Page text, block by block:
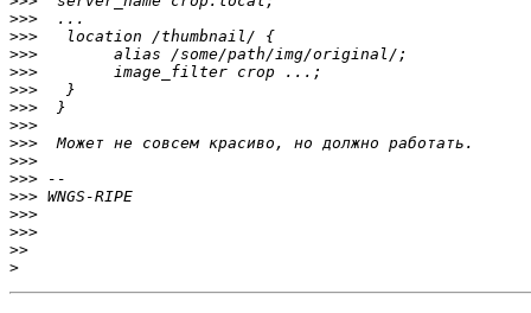
>>>
>>>
>>>
>>>
>>>
>>>
>>>
>>>
>>>
>>>
>>>
>>>
>>>
>>
>